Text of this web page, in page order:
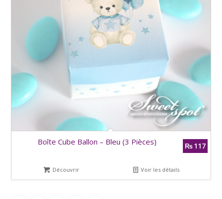
Boîte Cube Ballon – Bleu (3 Pièces) ₨117
Découvrir Voir les détails